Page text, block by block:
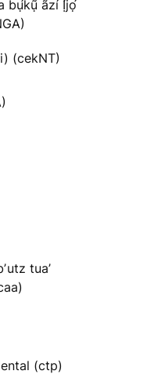
bụ́kụ̃ ãzí Ị́jọ́
(cekNT)
tuaʼ
(ctp)